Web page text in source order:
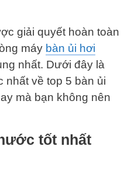
giải quyết hoàn toàn
máy bàn ủi hơi
nhất. Dưới đây là
nhất về top 5 bàn ủi
mà bạn không nên
tốt nhất